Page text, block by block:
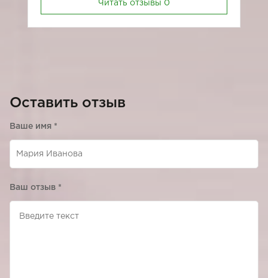
Читать отзывы 0
Оставить отзыв
Ваше имя *
Ваш отзыв *